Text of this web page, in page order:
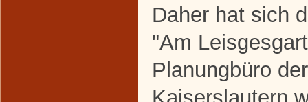
Daher hat sich
"Am
Planungbüro